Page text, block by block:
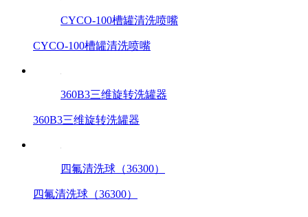
CYCO-100槽罐清洗喷嘴
CYCO-100槽罐清洗喷嘴
360B3三维旋转洗罐器
360B3三维旋转洗罐器
四氟清洗球（36300）
四氟清洗球（36300）